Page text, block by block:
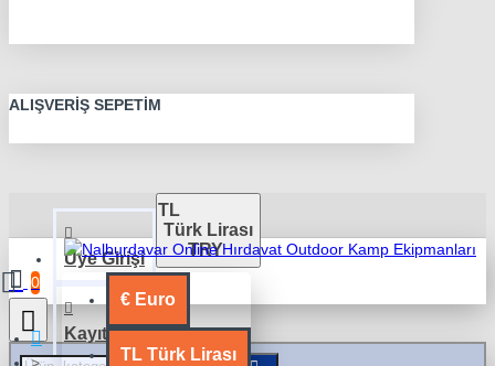
ALIŞVERIŞ SEPETIM
Üye Girişi
Kayıt Ol
TL
Türk Lirası
TRY
€ Euro
TL Türk Lirası
0